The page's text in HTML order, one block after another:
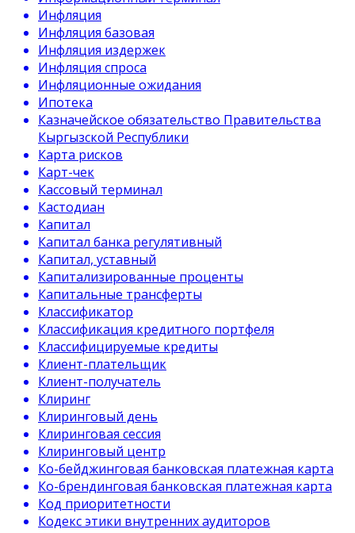
Инфляция
Инфляция базовая
Инфляция издержек
Инфляция спроса
Инфляционные ожидания
Ипотека
Казначейское обязательство Правительства
Кыргызской Республики
Карта рисков
Карт-чек
Кассовый терминал
Кастодиан
Капитал
Капитал банка регулятивный
Капитал, уставный
Капитализированные проценты
Капитальные трансферты
Классификатор
Классификация кредитного портфеля
Классифицируемые кредиты
Клиент-плательщик
Клиент-получатель
Клиринг
Клиринговый день
Клиринговая сессия
Клиринговый центр
Ко-бейджинговая банковская платежная карта
Ко-брендинговая банковская платежная карта
Код приоритетности
Кодекс этики внутренних аудиторов